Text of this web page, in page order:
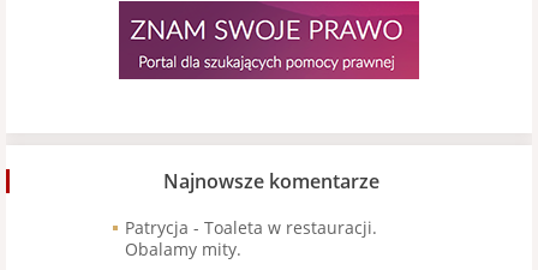
Najnowsze komentarze
Patrycja - Toaleta w restauracji.
Obalamy mity.